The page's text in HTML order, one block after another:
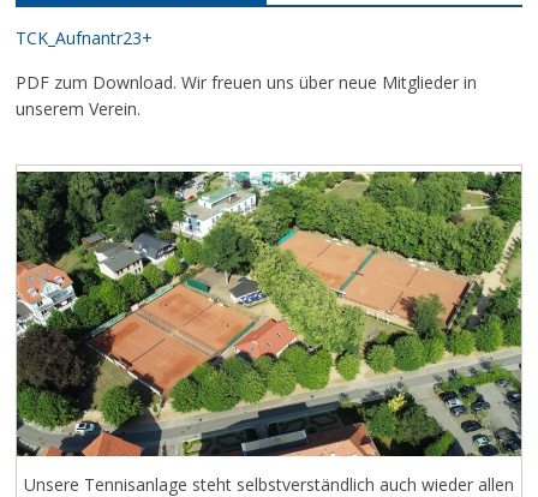
TCK_Aufnantr23+
PDF zum Download. Wir freuen uns über neue Mitglieder in
unserem Verein.
Unsere Tennisanlage steht selbstverständlich auch wieder allen